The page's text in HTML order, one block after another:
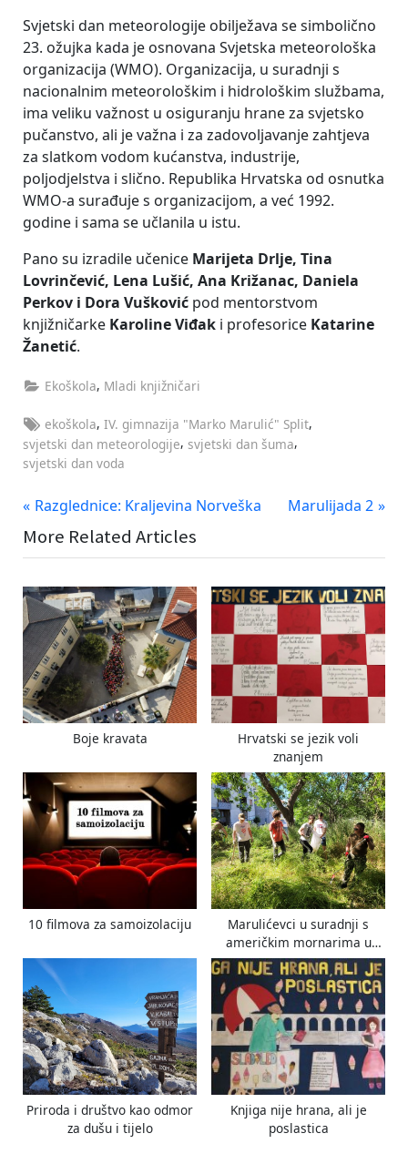
Svjetski dan meteorologije obilježava se simbolično
23. ožujka kada je osnovana Svjetska meteorološka
organizacija (WMO). Organizacija, u suradnji s
nacionalnim meteorološkim i hidrološkim službama,
ima veliku važnost u osiguranju hrane za svjetsko
pučanstvo, ali je važna i za zadovoljavanje zahtjeva
za slatkom vodom kućanstva, industrije,
poljodjelstva i slično. Republika Hrvatska od osnutka
WMO-a surađuje s organizacijom, a već 1992.
godine i sama se učlanila u istu.
Pano su izradile učenice Marijeta Drlje, Tina
Lovrinčević, Lena Lušić, Ana Križanac, Daniela
Perkov i Dora Vušković pod mentorstvom
knjižničarke Karoline Viđak i profesorice Katarine
Žanetić.
Ekoškola, Mladi knjižničari
Tags:
ekoškola,IV. gimnazija "Marko Marulić" Split,
svjetski dan meteorologije, svjetski dan šuma,
svjetski dan voda
Navigacija
objava
P
r
e
i
u
s
P
o
s
Razglednice: Kraljevina Norveška
N
P
s
t
Marulijada 2
More Related Articles
Boje kravata
Hrvatski se jezik voli
znanjem
10 filmova za samoizolaciju
Marulićevci u suradnji s
američkim mornarima u
proljetnoj akciji
Priroda i društvo kao odmor
za dušu i tijelo
Knjiga nije hrana, ali je
poslastica